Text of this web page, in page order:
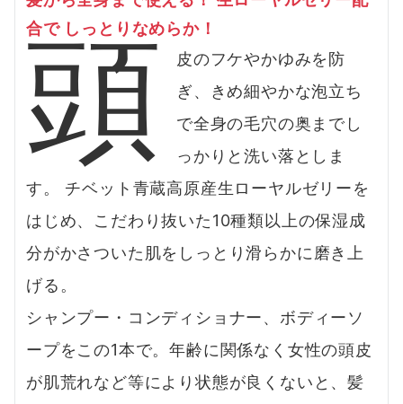
合で しっとりなめらか！
頭
皮のフケやかゆみを防
ぎ、きめ細やかな泡立ち
で全身の毛穴の奥までし
っかりと洗い落としま
す。 チベット青蔵高原産生ローヤルゼリーを
はじめ、こだわり抜いた10種類以上の保湿成
分がかさついた肌をしっとり滑らかに磨き上
げる。
シャンプー・コンディショナー、ボディーソ
ープをこの1本で。年齢に関係なく女性の頭皮
が肌荒れなど等により状態が良くないと、髪